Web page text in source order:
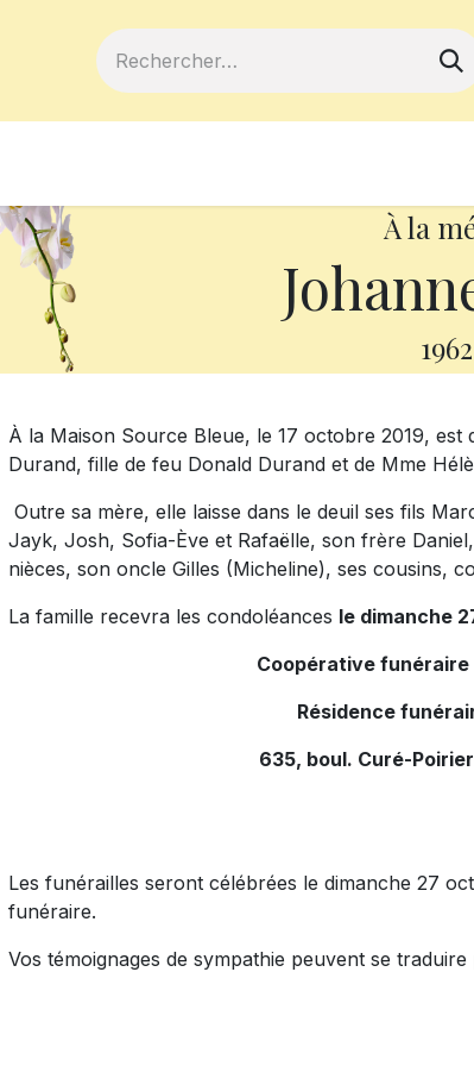
À la
1962
À la Maison Source Bleue, le 17 octobre 2019, est
Durand, fille de feu Donald Durand et de Mme
Outre sa mère, elle laisse dans le deuil ses fils
Jayk, Josh, Sofia-Ève et Rafaëlle, son frère
nièces, son oncle Gilles (Micheline), ses cousins,
La famille recevra les condoléances le dimanche
Coopérative funéraire
Résidence
635, boul. Curé-
Les funérailles seront célébrées le dimanche 27
funéraire.
Vos témoignages de sympathie peuvent se